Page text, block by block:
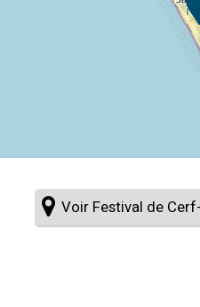
Voir Festival de